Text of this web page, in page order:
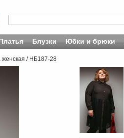
Блузки Юбки и брюки
женская / НБ187-28